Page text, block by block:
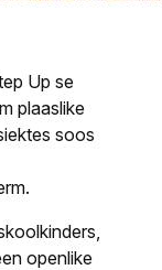
Up se
plaaslike
soos
openlike